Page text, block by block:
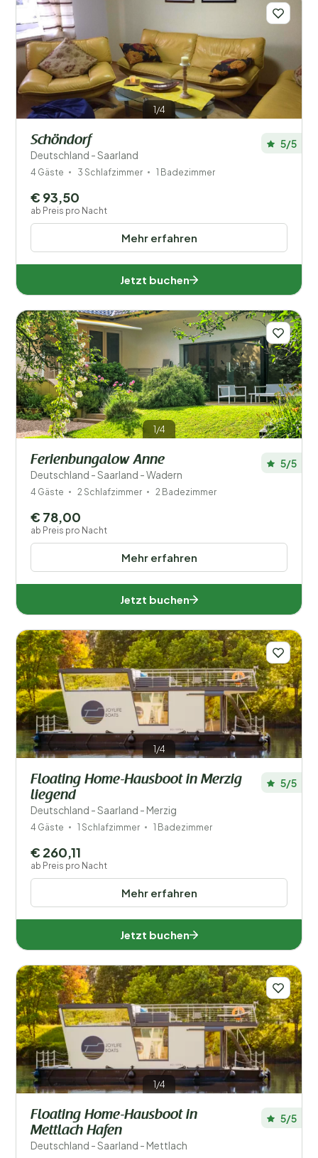
1/4
Schöndorf
Deutschland - Saarland
5/5
4 Gäste 3 Schlafzimmer 1 Badezimmer
Mehr erfahren
€ 93,50
ab Preis pro Nacht
Jetzt buchen
1/4
Ferienbungalow Anne
Deutschland - Saarland - Wadern
5/5
4 Gäste 2 Schlafzimmer 2 Badezimmer
Mehr erfahren
€ 78,00
ab Preis pro Nacht
Jetzt buchen
1/4
Floating Home-Hausboot in Merzig
liegend
Deutschland - Saarland - Merzig
5/5
4 Gäste 1 Schlafzimmer 1 Badezimmer
Mehr erfahren
€ 260,11
ab Preis pro Nacht
Jetzt buchen
1/4
Floating Home-Hausboot in
Mettlach Hafen
Deutschland - Saarland - Mettlach
5/5